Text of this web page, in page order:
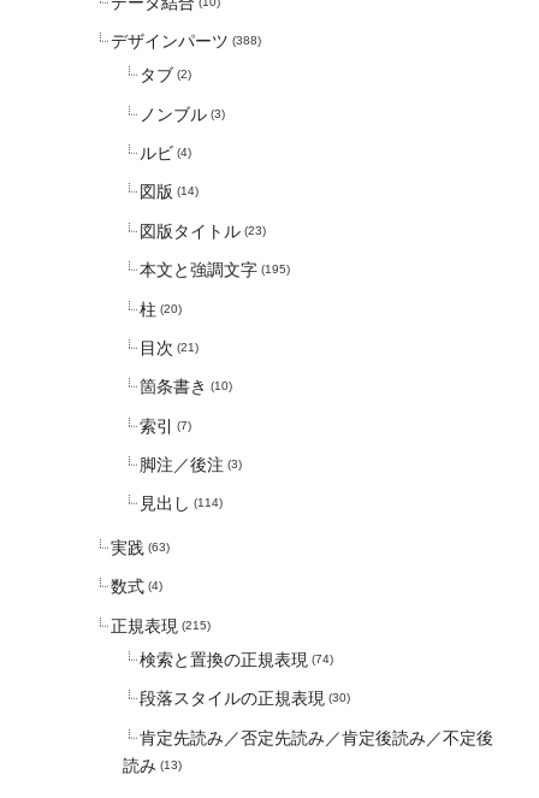
デザインパーツ (388)
タブ (2)
ノンブル (3)
ルビ (4)
図版 (14)
図版タイトル (23)
本文と強調文字 (195)
柱 (20)
目次 (21)
箇条書き (10)
索引 (7)
脚注／後注 (3)
見出し (114)
実践 (63)
数式 (4)
正規表現 (215)
検索と置換の正規表現 (74)
段落スタイルの正規表現 (30)
肯定先読み／否定先読み／肯定後読み／不定後
読み (13)